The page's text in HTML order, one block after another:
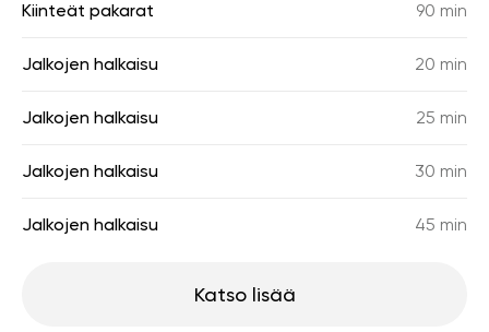
Kiinteät pakarat 90 min
Jalkojen halkaisu 20 min
Jalkojen halkaisu 25 min
Jalkojen halkaisu 30 min
Jalkojen halkaisu 45 min
Katso lisää